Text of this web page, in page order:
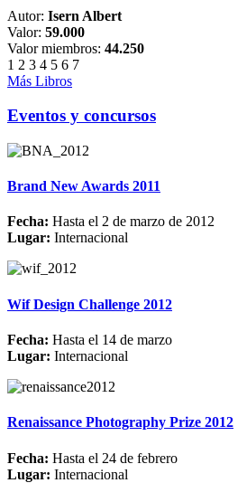
Autor: Isern Albert
Valor: 59.000
Valor miembros: 44.250
1 2 3 4 5 6 7
Más Libros
Eventos y concursos
Brand New Awards 2011
Fecha: Hasta el 2 de marzo de 2012
Lugar: Internacional
Wif Design Challenge 2012
Fecha: Hasta el 14 de marzo
Lugar: Internacional
Renaissance Photography Prize 2012
Fecha: Hasta el 24 de febrero
Lugar: Internacional